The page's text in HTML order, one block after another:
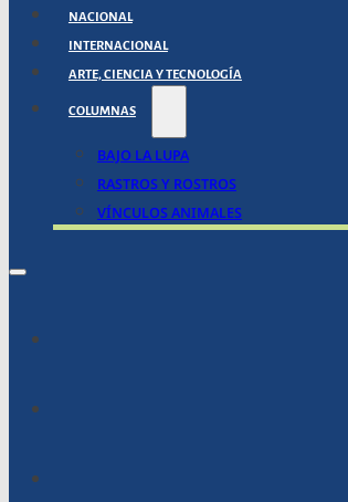
NACIONAL
INTERNACIONAL
ARTE, CIENCIA Y TECNOLOGÍA
COLUMNAS
BAJO LA LUPA
RASTROS Y ROSTROS
VÍNCULOS ANIMALES